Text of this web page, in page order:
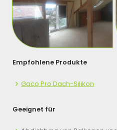
Empfohlene Produkte
Gaco Pro Dach-Silikon
Geeignet für